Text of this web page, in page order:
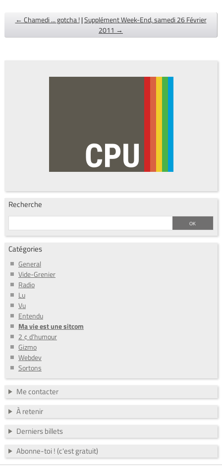
← Chamedi ... gotcha ! |Supplément Week-End, samedi 26 Février
2011 →
Recherche
Catégories
General
Vide-Grenier
Radio
Lu
Vu
Entendu
Ma vie est une sitcom
2 ¢ d'humour
Gizmo
Webdev
Sortons
Me contacter
À retenir
Derniers billets
Abonne-toi ! (c'est gratuit)